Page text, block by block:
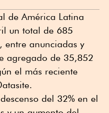
de América Latina
un total de 685
entre anunciadas y
agregado de 35,852
el más reciente
del 32% en el